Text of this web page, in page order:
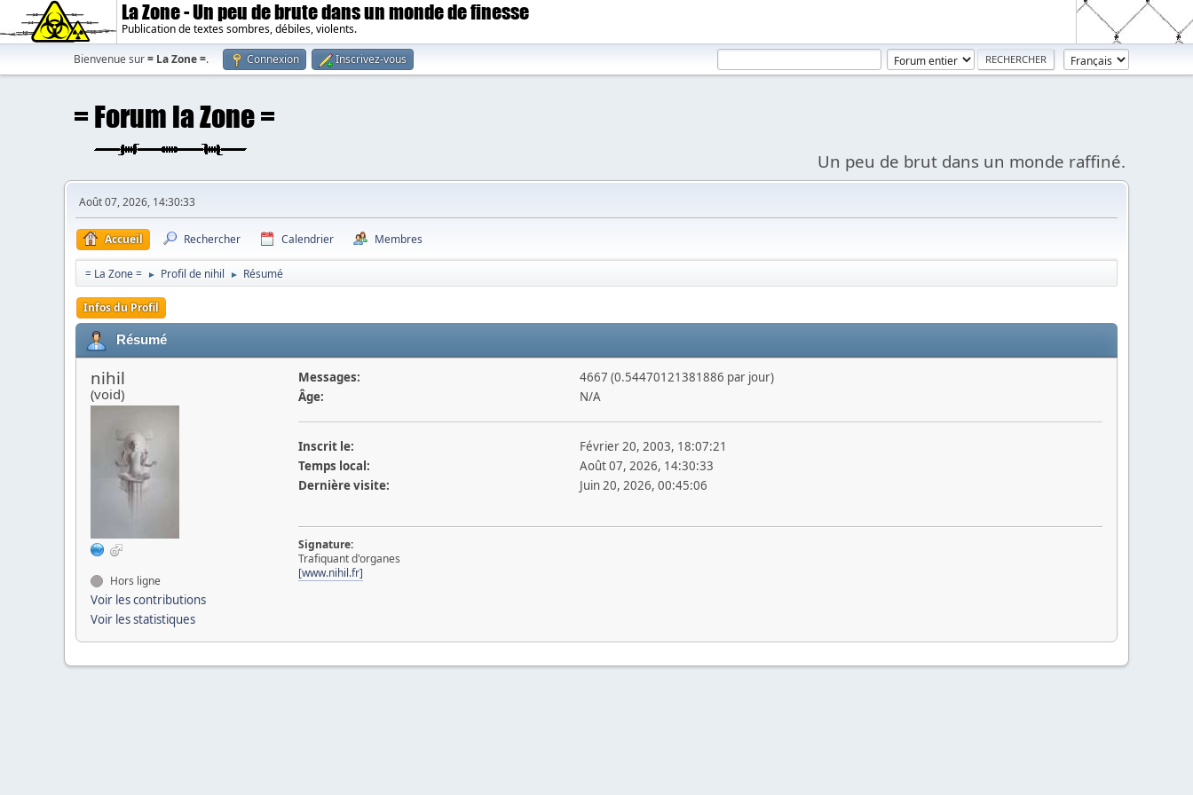
La Zone - Un peu de brute dans un monde de finesse
Publication de textes sombres, débiles, violents.
Bienvenue sur= La Zone =. Connexion Inscrivez-vous
Un peu de brut dans un monde raffiné.
Août 07, 2026, 14:30:33
Accueil Rechercher Calendrier Membres
= La Zone = ► Profil de nihil ► Résumé
Infos du Profil
Résumé
nihil
(void)
Hors ligne
Voir les contributions
Voir les statistiques
Messages:
4667 (0.54470121381886 par jour)
Âge:
N/A
Inscrit le:
Février 20, 2003, 18:07:21
Temps local:
Août 07, 2026, 14:30:33
Dernière visite:
Juin 20, 2026, 00:45:06
Signature:
Trafiquant d'organes
[www.nihil.fr]